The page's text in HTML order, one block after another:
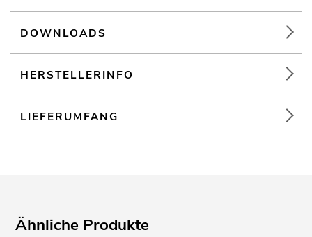
DOWNLOADS
HERSTELLERINFO
LIEFERUMFANG
Ähnliche Produkte